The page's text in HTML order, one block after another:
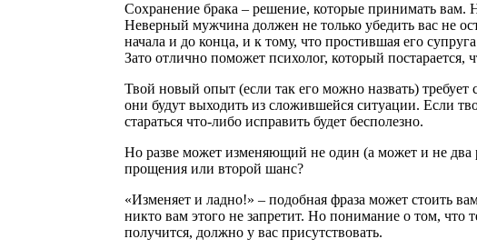
Сохранение брака – решение, которые принимать вам.
Неверный мужчина должен не только убедить вас не
начала и до конца, и к тому, что простившая его
Зато отлично поможет психолог, который постарается,
Твой новый опыт (если так его можно назвать)
они будут выходить из сложившейся ситуации. Если
стараться что-либо исправить будет бесполезно.
Но разве может изменяющий не один (а может и не два
прощения или второй шанс?
«Изменяет и ладно!» – подобная фраза может стоить
никто вам этого не запретит. Но понимание о том,
получится, должно у вас присутствовать.